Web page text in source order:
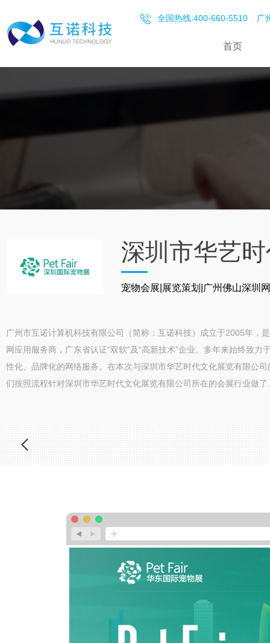
全国热线:400-660-5510 广
首页
深圳市华艺
宠物会展|展览策划|广州佛山深圳
广州市互诺计算机科技有限公司（简称：互诺科技）成立于2005年，
网应用服务商，广东省认证“双软”及“高新技术”企业。多年来始终致力
性化、品牌化的网络服务。在本次与深圳市华艺时代文化展览有限公
们按照流程针对深圳市华艺时代文化展览有限公司所在的会展行业做了